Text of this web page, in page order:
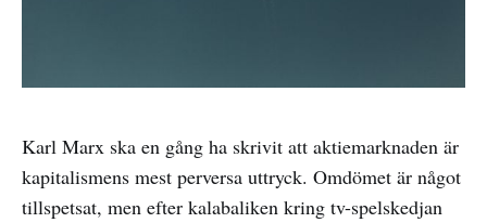
Karl Marx ska en gång ha skrivit att aktiemarknaden är
kapitalismens mest perversa uttryck. Omdömet är något
tillspetsat, men efter kalabaliken kring tv-spelskedjan